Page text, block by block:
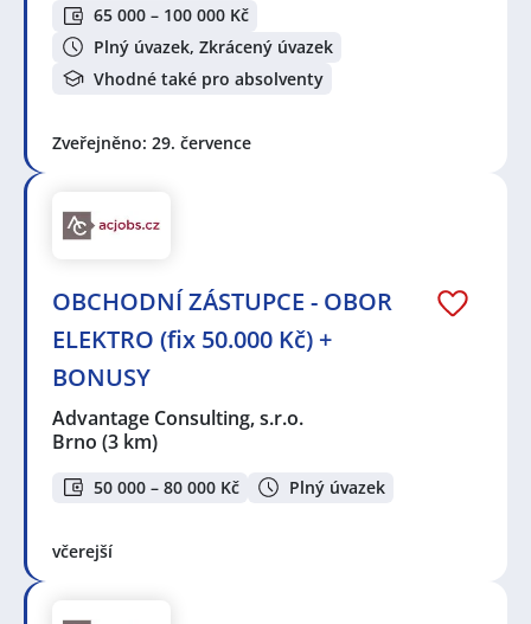
65 000 – 100 000 Kč
Plný úvazek, Zkrácený úvazek
Vhodné také pro absolventy
Zveřejněno: 29. července
OBCHODNÍ ZÁSTUPCE - OBOR
ELEKTRO (fix 50.000 Kč) +
BONUSY
Advantage Consulting, s.r.o.
Brno (3 km)
50 000 – 80 000 Kč Plný úvazek
včerejší